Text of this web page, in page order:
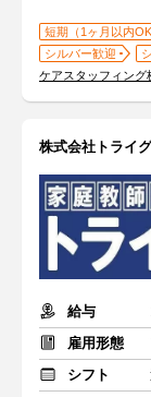
短期（1ヶ月以内OK
シルバー歓迎
ケアスタッフィング
株式会社トライ
給与
雇用形態
シフト